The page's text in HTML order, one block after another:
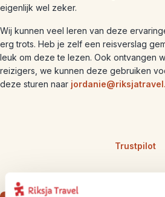
eigenlijk wel zeker.
Wij kunnen veel leren van deze
erg trots. Heb je zelf een reisverslag
leuk om deze te lezen. Ook ontvangen
reizigers, we kunnen deze gebruiken
deze sturen naar
Trustpilot